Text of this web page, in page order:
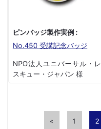
ピンバッジ製作実例 :
No.450 受講記念バッジ
NPO法人ユニバーサル・レ
スキュー・ジャパン 様
« 1 2